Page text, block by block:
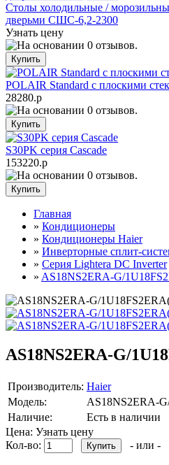
Столы холодильные /
дверьми СШС-6,2-2300
Узнать цену
POLAIR Standard с плоскими
28280.р
S30PK серия Cascade
153220.р
Главная
» Кондиционеры
» Кондиционеры Haier
» Инверторные сплит-
» Серия Lightera DC Inverter
» AS18NS2ERA-G/
AS18NS2ERA-G/
Производитель: Haier
Модель:
AS18NS2ERA-
Наличие:
Есть в наличии
Цена: Узнать цену
Кол-во:
- или -